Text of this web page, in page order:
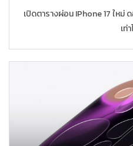
เปิดตารางผ่อน IPhone 17 ใหม่
เท่